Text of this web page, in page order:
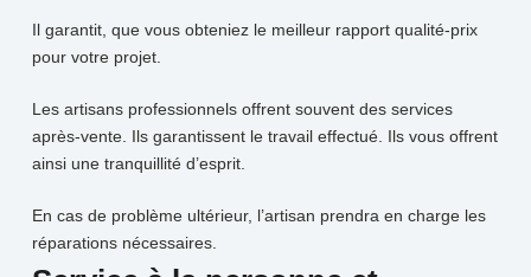
Il garantit, que vous obteniez le meilleur rapport qualité-prix
pour votre projet.
Les artisans professionnels offrent souvent des services
après-vente. Ils garantissent le travail effectué. Ils vous offrent
ainsi une tranquillité d’esprit.
En cas de problème ultérieur, l’artisan prendra en charge les
réparations nécessaires.